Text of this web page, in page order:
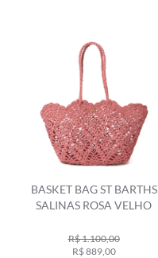
BASKET BAG ST BARTHS
SALINAS ROSA VELHO
R$ 1.100,00
R$ 889,00